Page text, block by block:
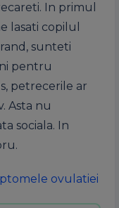
In primul
lasati copilul
sunteti
pentru
petrecerile ar
Asta nu
sociala. In
ovulatiei